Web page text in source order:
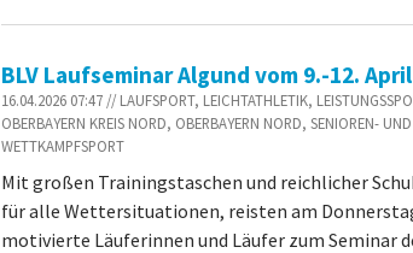
BLV Laufseminar Algund vom 9.-12.
16.04.2026 07:47 // LAUFSPORT, LEICHTATHLETIK,
OBERBAYERN KREIS NORD, OBERBAYERN NORD, SENIOREN-
WETTKAMPFSPORT
Mit großen Trainingstaschen und reichlicher
für alle Wettersituationen, reisten am
motivierte Läuferinnen und Läufer zum Seminar